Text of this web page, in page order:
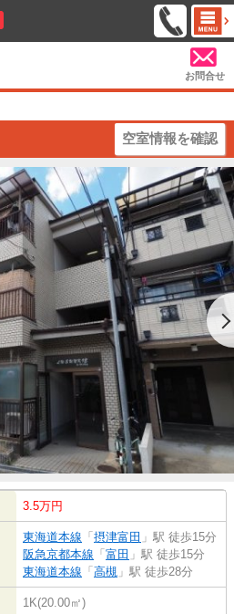
お問合せ
空室情報を確認
3.5万円
東海道本線 「 摂津富田 」駅 徒歩15分
阪急京都本線 「 富田 」駅 徒歩15分
東海道本線 「 高槻 」駅 徒歩28分
1K(20.00㎡)